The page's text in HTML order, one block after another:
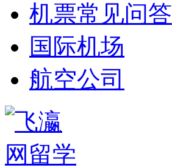
机票常见问答
国际机场
航空公司